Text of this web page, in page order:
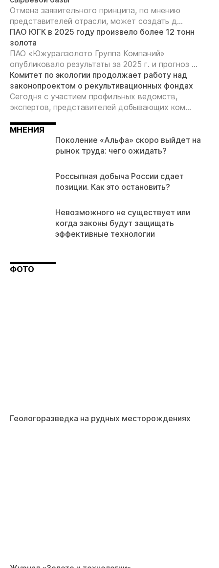
Отмена заявительного принципа, по мнению
представителей отрасли, может создать д...
ПАО ЮГК в 2025 году произвело более 12 тонн
золота
ПАО «Южуралзолото Группа Компаний»
опубликовало результаты за 2025 г. и прогноз ...
Комитет по экологии продолжает работу над
законопроектом о рекультивационных фондах
Сегодня с участием профильных ведомств,
экспертов, представителей добывающих ком...
МНЕНИЯ
Поколение «Альфа» скоро выйдет на
рынок труда: чего ожидать?
Россыпная добыча России сдает
позиции. Как это остановить?
Невозможного не существует или
когда законы будут защищать
эффективные технологии
ФОТО
Геологоразведка на рудных месторождениях